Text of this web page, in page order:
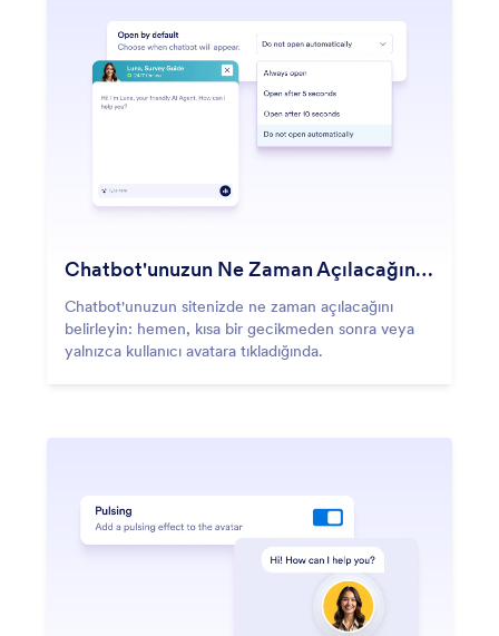
Chatbot'unuzun Ne Zaman Açılacağını Seçin
Chatbot'unuzun sitenizde ne zaman açılacağını
belirleyin: hemen, kısa bir gecikmeden sonra veya
yalnızca kullanıcı avatara tıkladığında.